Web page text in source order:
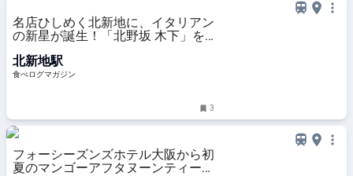
名店ひしめく北新地に、イタリアン
の新星が誕生！「北野坂 木下」を
もグルマンの心をつかむ | 食べログ
マガジン
北新地駅
食べログマガジン
3
フォーシーズンズホテル大阪から初
夏のマンゴーアフタヌーンティーが